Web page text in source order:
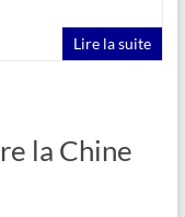
Lire la suite
la Chine